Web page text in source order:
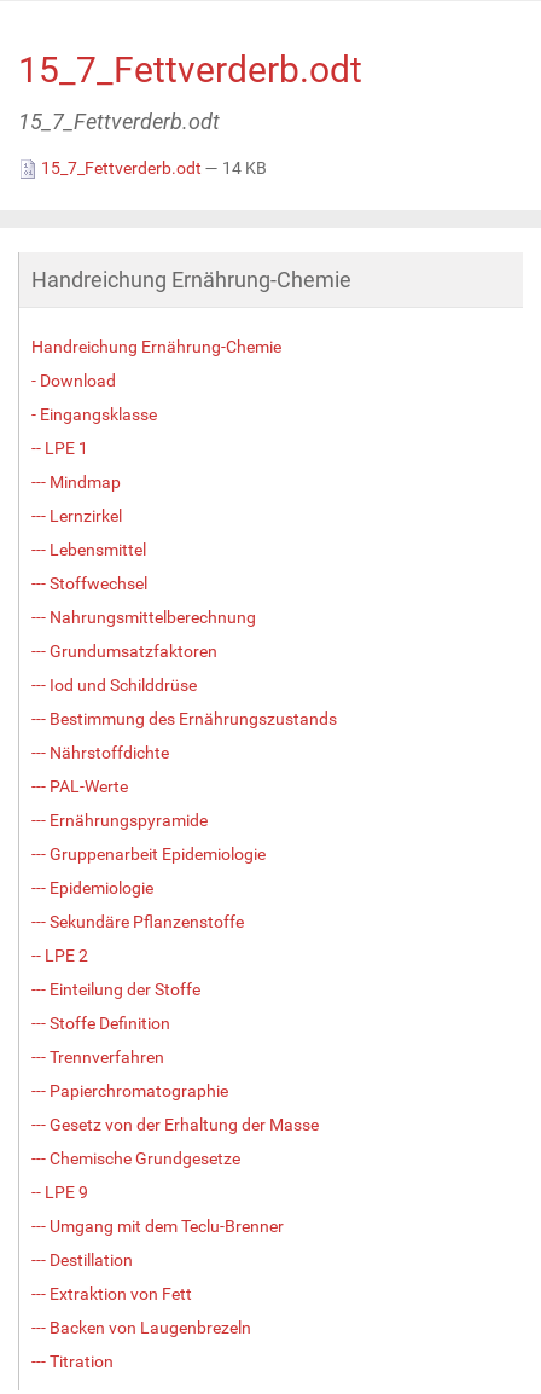
15_7_Fettverderb.odt
15_7_Fettverderb.odt
15_7_Fettverderb.odt — 14 KB
Handreichung Ernährung-Chemie
Handreichung Ernährung-Chemie
- Download
- Eingangsklasse
-- LPE 1
--- Mindmap
--- Lernzirkel
--- Lebensmittel
--- Stoffwechsel
--- Nahrungsmittelberechnung
--- Grundumsatzfaktoren
--- Iod und Schilddrüse
--- Bestimmung des Ernährungszustands
--- Nährstoffdichte
--- PAL-Werte
--- Ernährungspyramide
--- Gruppenarbeit Epidemiologie
--- Epidemiologie
--- Sekundäre Pflanzenstoffe
-- LPE 2
--- Einteilung der Stoffe
--- Stoffe Definition
--- Trennverfahren
--- Papierchromatographie
--- Gesetz von der Erhaltung der Masse
--- Chemische Grundgesetze
-- LPE 9
--- Umgang mit dem Teclu-Brenner
--- Destillation
--- Extraktion von Fett
--- Backen von Laugenbrezeln
--- Titration